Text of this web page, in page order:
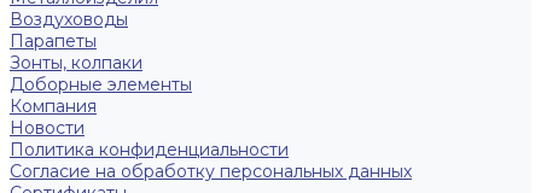
Воздуховоды
Парапеты
Зонты, колпаки
Доборные элементы
Компания
Новости
Политика конфиденциальности
Согласие на обработку персональных данных